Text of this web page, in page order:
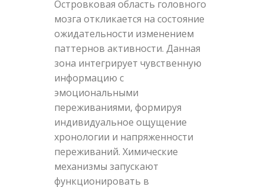
Островковая область головного
мозга откликается на состояние
ожидательности изменением
паттернов активности. Данная
зона интегрирует чувственную
информацию с
эмоциональными
переживаниями, формируя
индивидуальное ощущение
хронологии и напряженности
переживаний. Химические
механизмы запускают
функционировать в